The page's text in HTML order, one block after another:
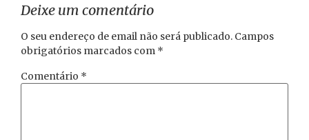
Deixe um comentário
O seu endereço de email não será publicado. Campos
obrigatórios marcados com *
Comentário *